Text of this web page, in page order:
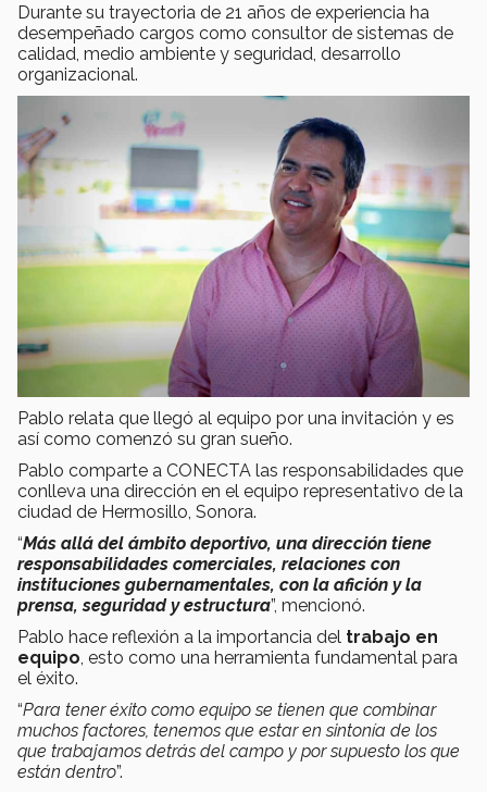
Durante su trayectoria de 21 años de experiencia ha
desempeñado cargos como consultor de sistemas de
calidad, medio ambiente y seguridad, desarrollo
organizacional.
Pablo relata que llegó al equipo por una invitación y es
así como comenzó su gran sueño.
Pablo comparte a CONECTA las responsabilidades que
conlleva una dirección en el equipo representativo de la
ciudad de Hermosillo, Sonora.
“Más allá del ámbito deportivo, una dirección tiene
responsabilidades comerciales, relaciones con
instituciones gubernamentales, con la afición y la
prensa, seguridad y estructura”, mencionó.
Pablo hace reflexión a la importancia del trabajo en
equipo, esto como una herramienta fundamental para
el éxito.
“Para tener éxito como equipo se tienen que combinar
muchos factores, tenemos que estar en sintonía de los
que trabajamos detrás del campo y por supuesto los que
están dentro”.